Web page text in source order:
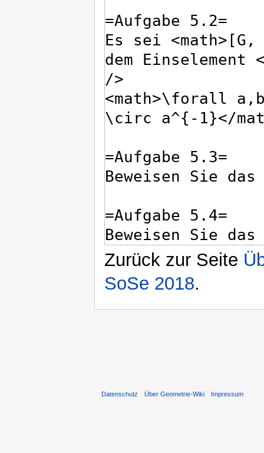
Zurück zur Seite
SoSe 2018.
Datenschutz Über Geometrie-Wiki Impressum